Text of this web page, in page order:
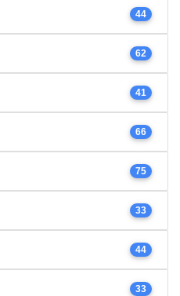
44
62
41
66
75
33
44
33